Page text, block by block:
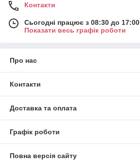
Контакти
Сьогодні працює з 08:30 до 17:00
Показати весь графік роботи
Про нас
Контакти
Доставка та оплата
Графік роботи
Повна версія сайту